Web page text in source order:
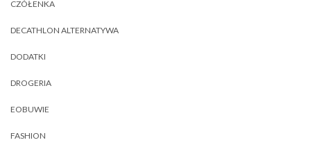
CZÓŁENKA
DECATHLON ALTERNATYWA
DODATKI
DROGERIA
EOBUWIE
FASHION